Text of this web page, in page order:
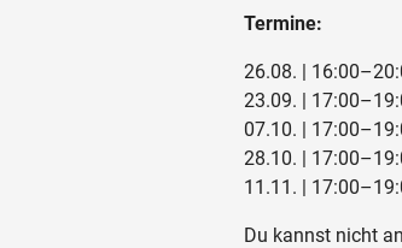
Termine:
26.08. |
23.09. |
07.10. |
28.10. |
11.11. |
Du kannst nicht